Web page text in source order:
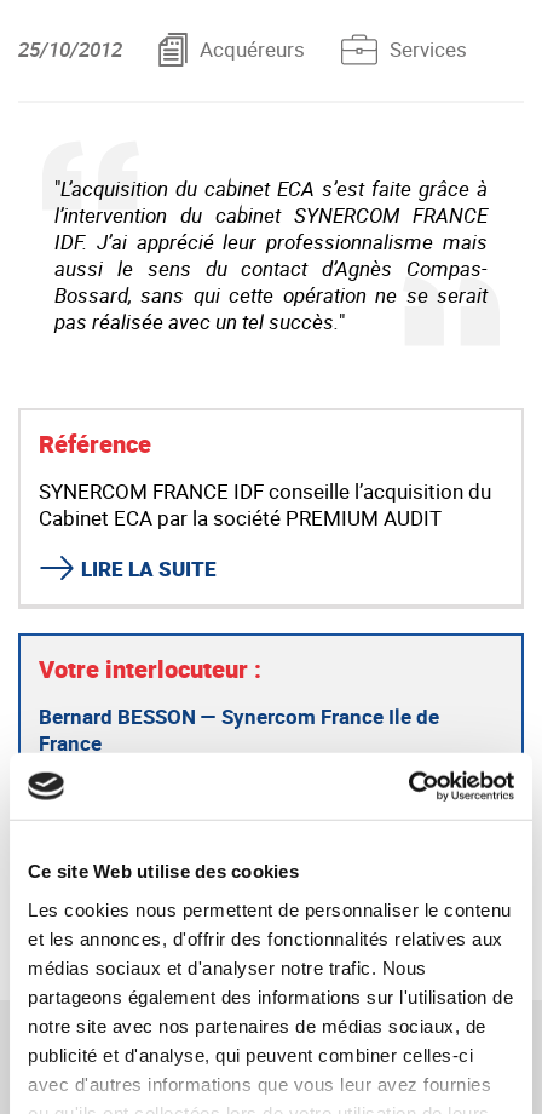
Ce site Web utilise des cookies
Les cookies nous permettent de personnaliser le contenu
et les annonces, d'offrir des fonctionnalités relatives aux
médias sociaux et d'analyser notre trafic. Nous
partageons également des informations sur l'utilisation de
notre site avec nos partenaires de médias sociaux, de
publicité et d'analyse, qui peuvent combiner celles-ci
avec d'autres informations que vous leur avez fournies
25/10/2012 Acquéreurs Services
"L’acquisition du cabinet ECA s’est faite grâce à
l’intervention du cabinet SYNERCOM FRANCE
IDF. J’ai apprécié leur professionnalisme mais
aussi le sens du contact d’Agnès Compas-
Bossard, sans qui cette opération ne se serait
pas réalisée avec un tel succès."
Référence
SYNERCOM FRANCE IDF conseille l’acquisition du
Cabinet ECA par la société PREMIUM AUDIT
LIRE LA SUITE
Votre interlocuteur :
Bernard BESSON — Synercom France Ile de
France
bbesson@synercom-france.fr
RETOUR
TÉMOIGNAGES CONNEXES